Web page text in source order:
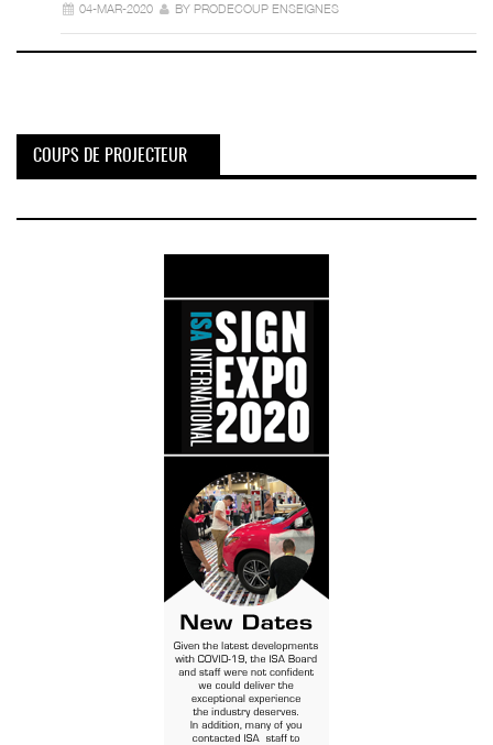
04-MAR-2020 BY PRODECOUP ENSEIGNES
COUPS DE PROJECTEUR